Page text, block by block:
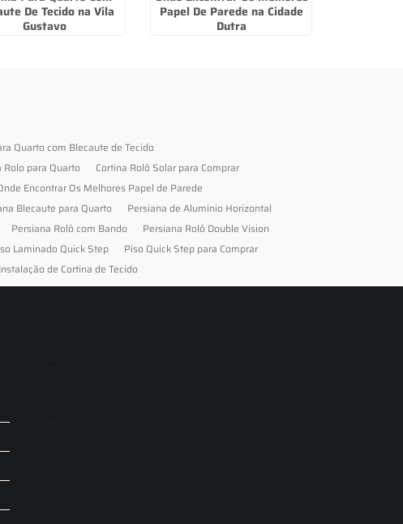
De Tecido na Vila
Gustavo
Papel De Parede na Cidade
Dutra
Quarto com Blecaute de Tecido
Rolo para Quarto
Cortina Rolô Solar para Comprar
Encontrar Os Melhores Papel de Parede
Blecaute para Quarto
Persiana de Alumínio Horizontal
Persiana Rolô com Bando
Persiana Rolô Double Vision
Laminado Quick Step
Piso Quick Step para Comprar
de Cortina de Tecido